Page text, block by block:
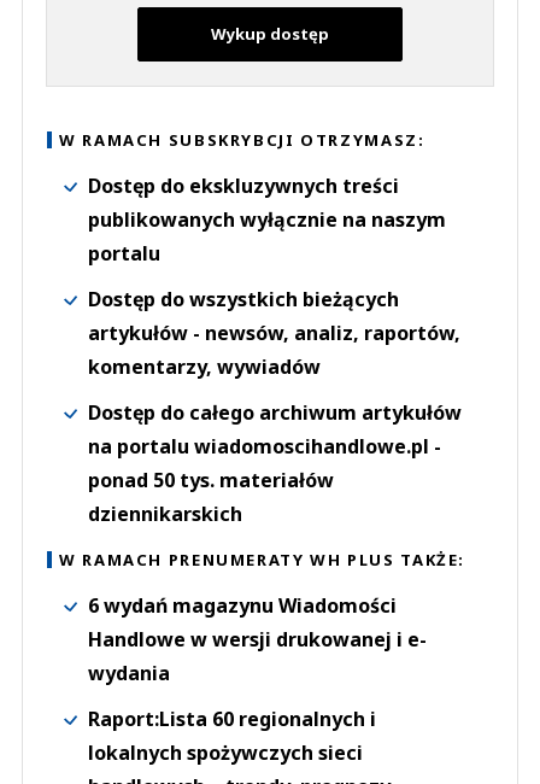
Wykup dostęp
W RAMACH SUBSKRYBCJI OTRZYMASZ:
Dostęp do ekskluzywnych treści
publikowanych wyłącznie na naszym
portalu
Dostęp do wszystkich bieżących
artykułów - newsów, analiz, raportów,
komentarzy, wywiadów
Dostęp do całego archiwum artykułów
na portalu wiadomoscihandlowe.pl -
ponad 50 tys. materiałów
dziennikarskich
W RAMACH PRENUMERATY WH PLUS TAKŻE:
6 wydań magazynu Wiadomości
Handlowe w wersji drukowanej i e-
wydania
Raport:Lista 60 regionalnych i
lokalnych spożywczych sieci